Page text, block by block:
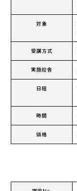
対象
受講方式
実施校舎
日程
時間
価格